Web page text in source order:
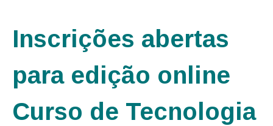
Inscrições abertas
para edição online
Curso de Tecnologia